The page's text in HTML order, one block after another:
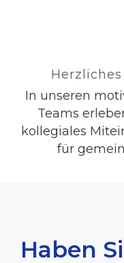
In unseren
Teams
kollegiales
für
Haben